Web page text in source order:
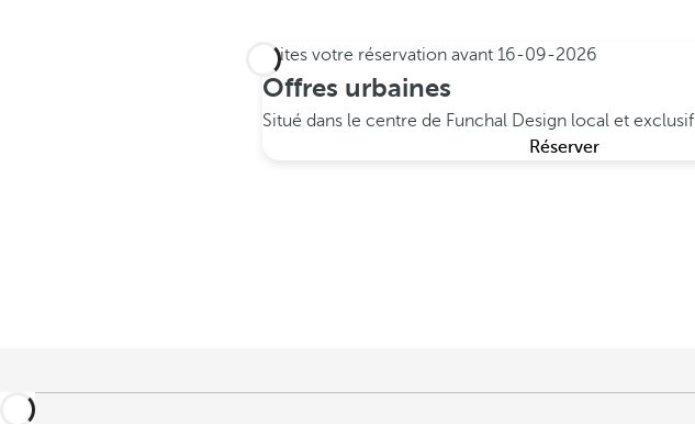
Faites votre réservation avant 16-09-2026
Offres urbaines
Situé dans le centre de Funchal Design local et exclusif
Réserver